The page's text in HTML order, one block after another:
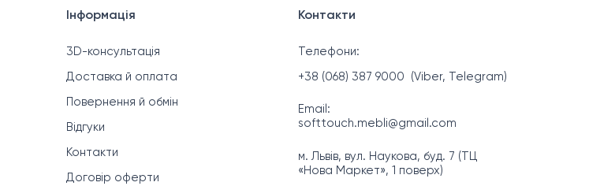
Інформація
3D-консультація
Доставка й оплата
Повернення й обмін
Відгуки
Контакти
Договір оферти
Контакти
Телефони:
+38 (068) 387 9000 (Viber, Telegram)
Email:
softtouch.mebli@gmail.com
м. Львів, вул. Наукова, буд. 7 (ТЦ
«Нова Маркет», 1 поверх)